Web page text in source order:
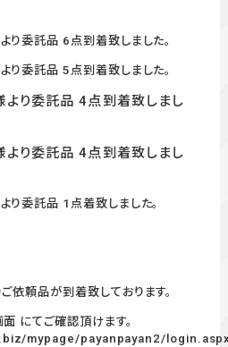
り委託品 6点到着致しました。
り委託品 5点到着致しました。
り委託品 4点到着致しまし
り委託品 4点到着致しまし
委託品 1点着致しました。
依頼品が到着致しております。
にてご確認頂けます。
mypage/payanpayan2/